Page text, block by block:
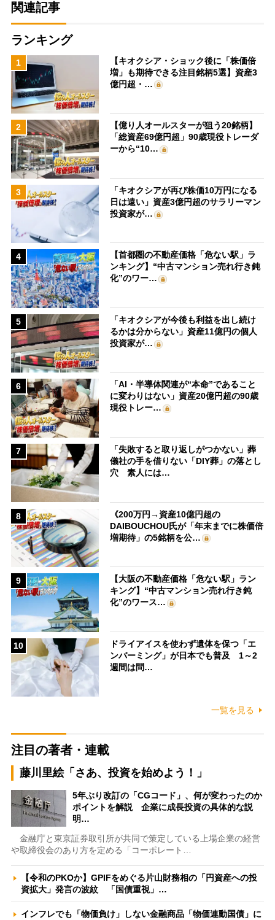
関連記事
ランキング
1
【キオクシア・ショック後に「株価倍
増」も期待できる注目銘柄5選】資産3
億円超・…
2
【億り人オールスターが狙う20銘柄】
「総資産69億円超」90歳現役トレーダ
ーから“10…
3
「キオクシアが再び株価10万円になる
日は遠い」資産3億円超のサラリーマン
投資家が…
4
【首都圏の不動産価格「危ない駅」ラ
ンキング】“中古マンション売れ行き鈍
化”のワー…
5
「キオクシアが今後も利益を出し続け
るかは分からない」資産11億円の個人
投資家が…
6
「AI・半導体関連が“本命”であること
に変わりはない」資産20億円超の90歳
現役トレー…
7
「失敗すると取り返しがつかない」葬
儀社の手を借りない「DIY葬」の落とし
穴 素人には…
8
《200万円→資産10億円超の
DAIBOUCHOU氏が「年末までに株価倍
増期待」の5銘柄を公…
9
【大阪の不動産価格「危ない駅」ラン
キング】“中古マンション売れ行き鈍
化”のワース…
10
ドライアイスを使わず遺体を保つ「エ
ンバーミング」が日本でも普及 1～2
週間は問…
一覧を見る
注目の著者・連載
藤川里絵「さあ、投資を始めよう！」
5年ぶり改訂の「CGコード」、何が変わったのか
ポイントを解説 企業に成長投資の具体的な説
明…
金融庁と東京証券取引所が共同で策定している上場企業の経営
や取締役会のあり方を定める「コーポレート…
【令和のPKOか】GPIFをめぐる片山財務相の「円資産への投
資拡大」発言の波紋 「国債重視」…
インフレでも「物価負け」しない金融商品「物価連動国債」に